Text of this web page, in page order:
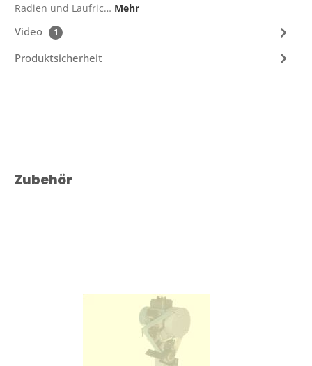
Radien und Laufric… Mehr
Video 1
Produktsicherheit
Produktgalerie überspringen
Zubehör